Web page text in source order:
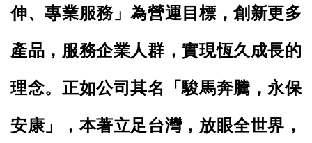
伸、專業服務」為營運目標，創新更多
產品，服務企業人群，實現恆久成長的
理念。正如公司其名「駿馬奔騰，永保
安康」，本著立足台灣，放眼全世界，